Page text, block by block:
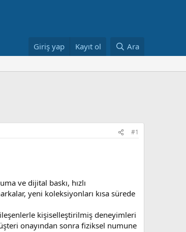
Giriş yap Kayıt ol Ara
#1
ve dijital baskı, hızlı
yeni koleksiyonları kısa sürede
kişiselleştirilmiş deneyimleri
onayından sonra fiziksel numune